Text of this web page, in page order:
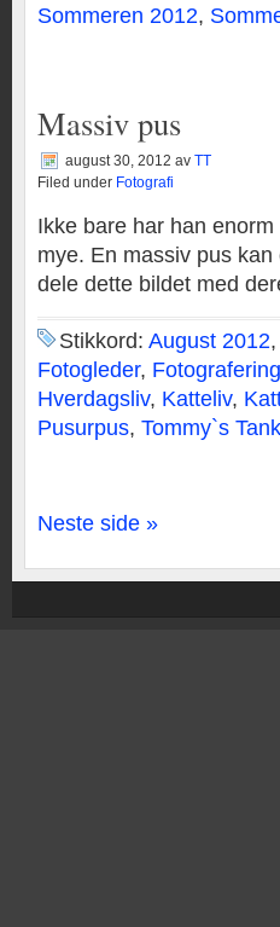
Sommeren 2012,
Massiv pus
august 30, 2012 av TT
Filed under Fotografi
Ikke bare har han
mye. En massiv pus
dele dette bildet med
Stikkord: August 2012,
Fotogleder, Fotografering
Hverdagsliv, Katteliv,
Pusurpus, Tommy`s
Neste side »